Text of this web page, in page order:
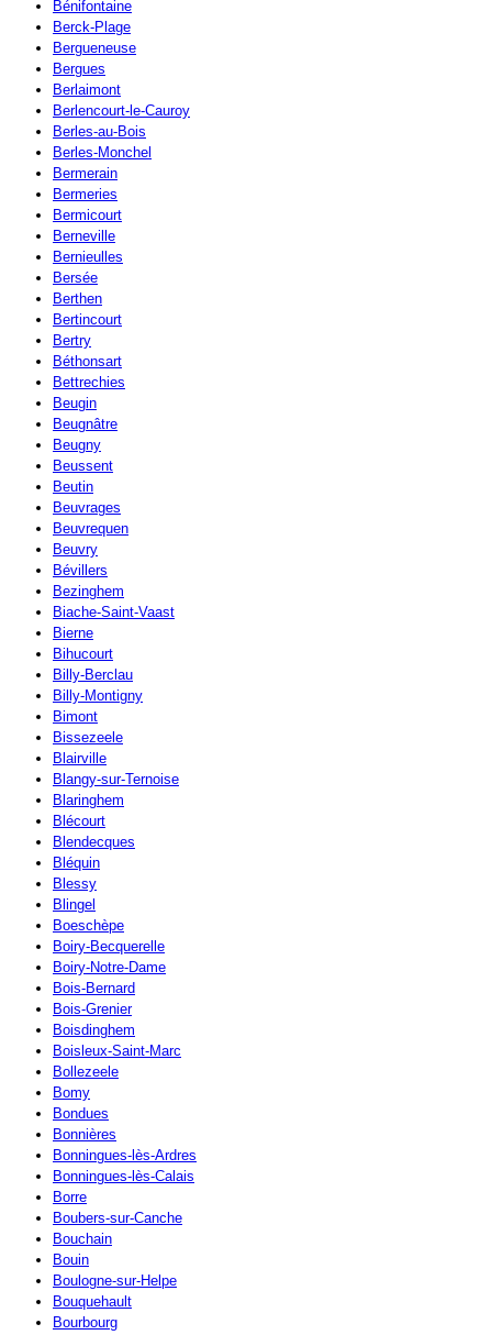
Bénifontaine
Berck-Plage
Bergueneuse
Bergues
Berlaimont
Berlencourt-le-Cauroy
Berles-au-Bois
Berles-Monchel
Bermerain
Bermeries
Bermicourt
Berneville
Bernieulles
Bersée
Berthen
Bertincourt
Bertry
Béthonsart
Bettrechies
Beugin
Beugnâtre
Beugny
Beussent
Beutin
Beuvrages
Beuvrequen
Beuvry
Bévillers
Bezinghem
Biache-Saint-Vaast
Bierne
Bihucourt
Billy-Berclau
Billy-Montigny
Bimont
Bissezeele
Blairville
Blangy-sur-Ternoise
Blaringhem
Blécourt
Blendecques
Bléquin
Blessy
Blingel
Boeschèpe
Boiry-Becquerelle
Boiry-Notre-Dame
Bois-Bernard
Bois-Grenier
Boisdinghem
Boisleux-Saint-Marc
Bollezeele
Bomy
Bondues
Bonnières
Bonningues-lès-Ardres
Bonningues-lès-Calais
Borre
Boubers-sur-Canche
Bouchain
Bouin
Boulogne-sur-Helpe
Bouquehault
Bourbourg